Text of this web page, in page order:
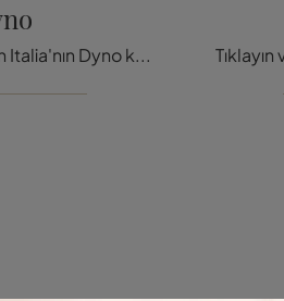
Tıklayın ve Cattelan Italia'nın Dyno komodini hakkında bilgi edinin: Cattelan Italia'nın komodinleri ve çekmeceler